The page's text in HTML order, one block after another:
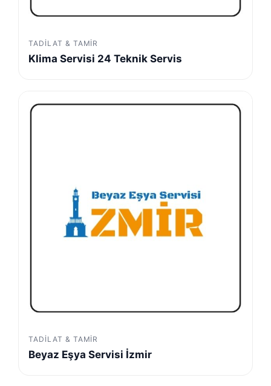
TADILAT & TAMIR
Klima Servisi 24 Teknik Servis
TADILAT & TAMIR
Beyaz Eşya Servisi İzmir